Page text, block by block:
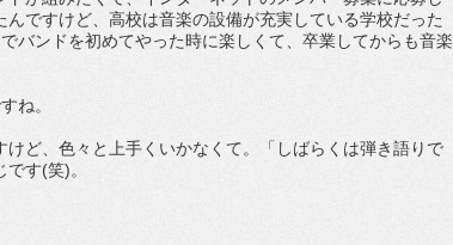
ですけど、高校は音楽の設備が充実している学校だった
バンドを初めてやった時に楽しくて、卒業してからも音楽
ね。
ど、色々と上手くいかなくて。「しばらくは弾き語りで
す(笑)。